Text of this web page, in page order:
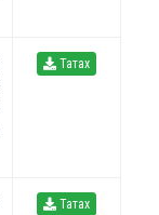
Татах
Татах